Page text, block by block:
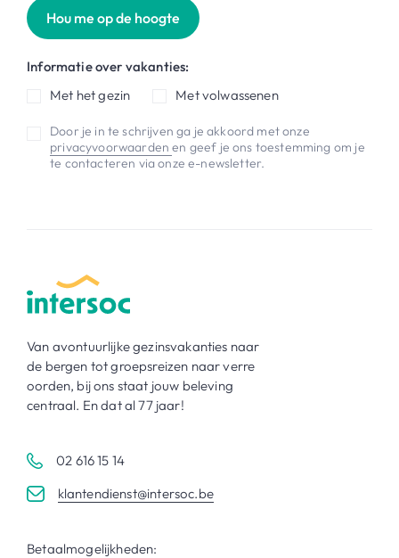
Hou me op de hoogte
Informatie over vakanties:
Met het gezin
Met volwassenen
Door je in te schrijven ga je akkoord met onze
privacyvoorwaardenen geef je ons toestemming om je
te contacteren via onze e-newsletter.
Van avontuurlijke gezinsvakanties naar
de bergen tot groepsreizen naar verre
oorden, bij ons staat jouw beleving
centraal. En dat al 77 jaar!
02 616 15 14
klantendienst@intersoc.be
Betaalmogelijkheden: